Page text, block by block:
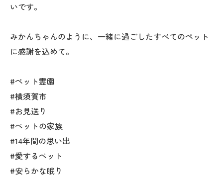
いです。
みかんちゃんのように、一緒に過ごしたすべてのペット
に感謝を込めて。
#ペット霊園
#横須賀市
#お見送り
#ペットの家族
#14年間の思い出
#愛するペット
#安らかな眠り